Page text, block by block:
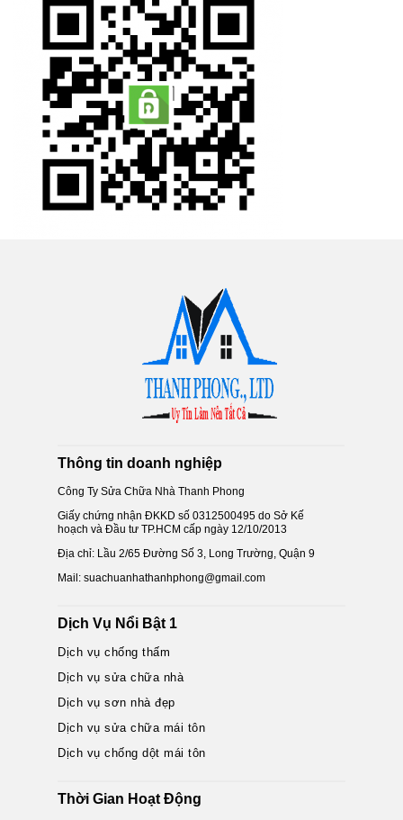
Thông tin doanh nghiệp
Công Ty Sửa Chữa Nhà Thanh Phong
Giấy chứng nhận ĐKKD số 0312500495 do Sở Kế
hoạch và Đầu tư TP.HCM cấp ngày 12/10/2013
Địa chỉ: Lầu 2/65 Đường Số 3, Long Trường, Quận 9
Mail: suachuanhathanhphong@gmail.com
Dịch Vụ Nổi Bật 1
Dịch vụ chống thấm
Dịch vụ sửa chữa nhà
Dịch vụ sơn nhà đẹp
Dịch vụ sửa chữa mái tôn
Dịch vụ chống dột mái tôn
Thời Gian Hoạt Động